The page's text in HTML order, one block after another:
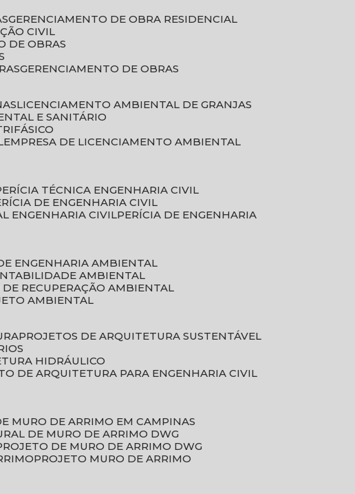
GERENCIAMENTO DE OBRA RESIDENCIAL
CIVIL
DE OBRAS
GERENCIAMENTO DE OBRAS
LICENCIAMENTO AMBIENTAL DE GRANJAS
E SANITÁRIO
EMPRESA DE LICENCIAMENTO AMBIENTAL
PERÍCIA TÉCNICA ENGENHARIA CIVIL
DE ENGENHARIA CIVIL
ENGENHARIA CIVIL
PERÍCIA DE ENGENHARIA
DE ENGENHARIA AMBIENTAL
AMBIENTAL
DE RECUPERAÇÃO AMBIENTAL
AMBIENTAL
PROJETOS DE ARQUITETURA SUSTENTÁVEL
HIDRÁULICO
DE ARQUITETURA PARA ENGENHARIA CIVIL
MURO DE ARRIMO EM CAMPINAS
DE MURO DE ARRIMO DWG
PROJETO DE MURO DE ARRIMO DWG
PROJETO MURO DE ARRIMO